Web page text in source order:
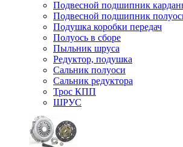
Подвесной подшипник
Подвесной подшипник
Подушка коробки передач
Полуось в сборе
Пыльник шруса
Редуктор, подушка
Сальник полуоси
Сальник редуктора
Трос КПП
ШРУС